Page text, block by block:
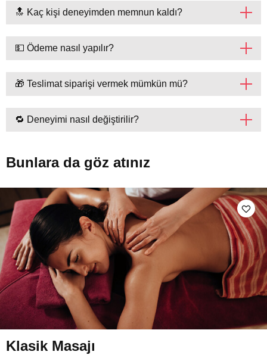
🔝 Kaç kişi deneyimden memnun kaldı?
💵 Ödeme nasıl yapılır?
🎁 Teslimat siparişi vermek mümkün mü?
🔁 Deneyimi nasıl değiştirilir?
Bunlara da göz atınız
Klasik Masajı